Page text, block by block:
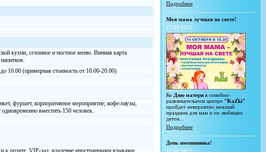
кухни, сезонное и постное меню. Винная карта
16.00 (примерная стоимость от 10.00-20.00)
фуршет, корпоративное мероприятие, кофе-паузы,
вместить 150 человек.
к оплате, VIP-зал, владение иностранными языками
Подробнее
Моя мама лучшая на свете!
17.09.2015
Ко Дню матери в семейно-
развлекательном центре "KaZki"
пройдет невероятно нежный
праздник для мам и их любящих
деток...
Подробнее
День именинника!